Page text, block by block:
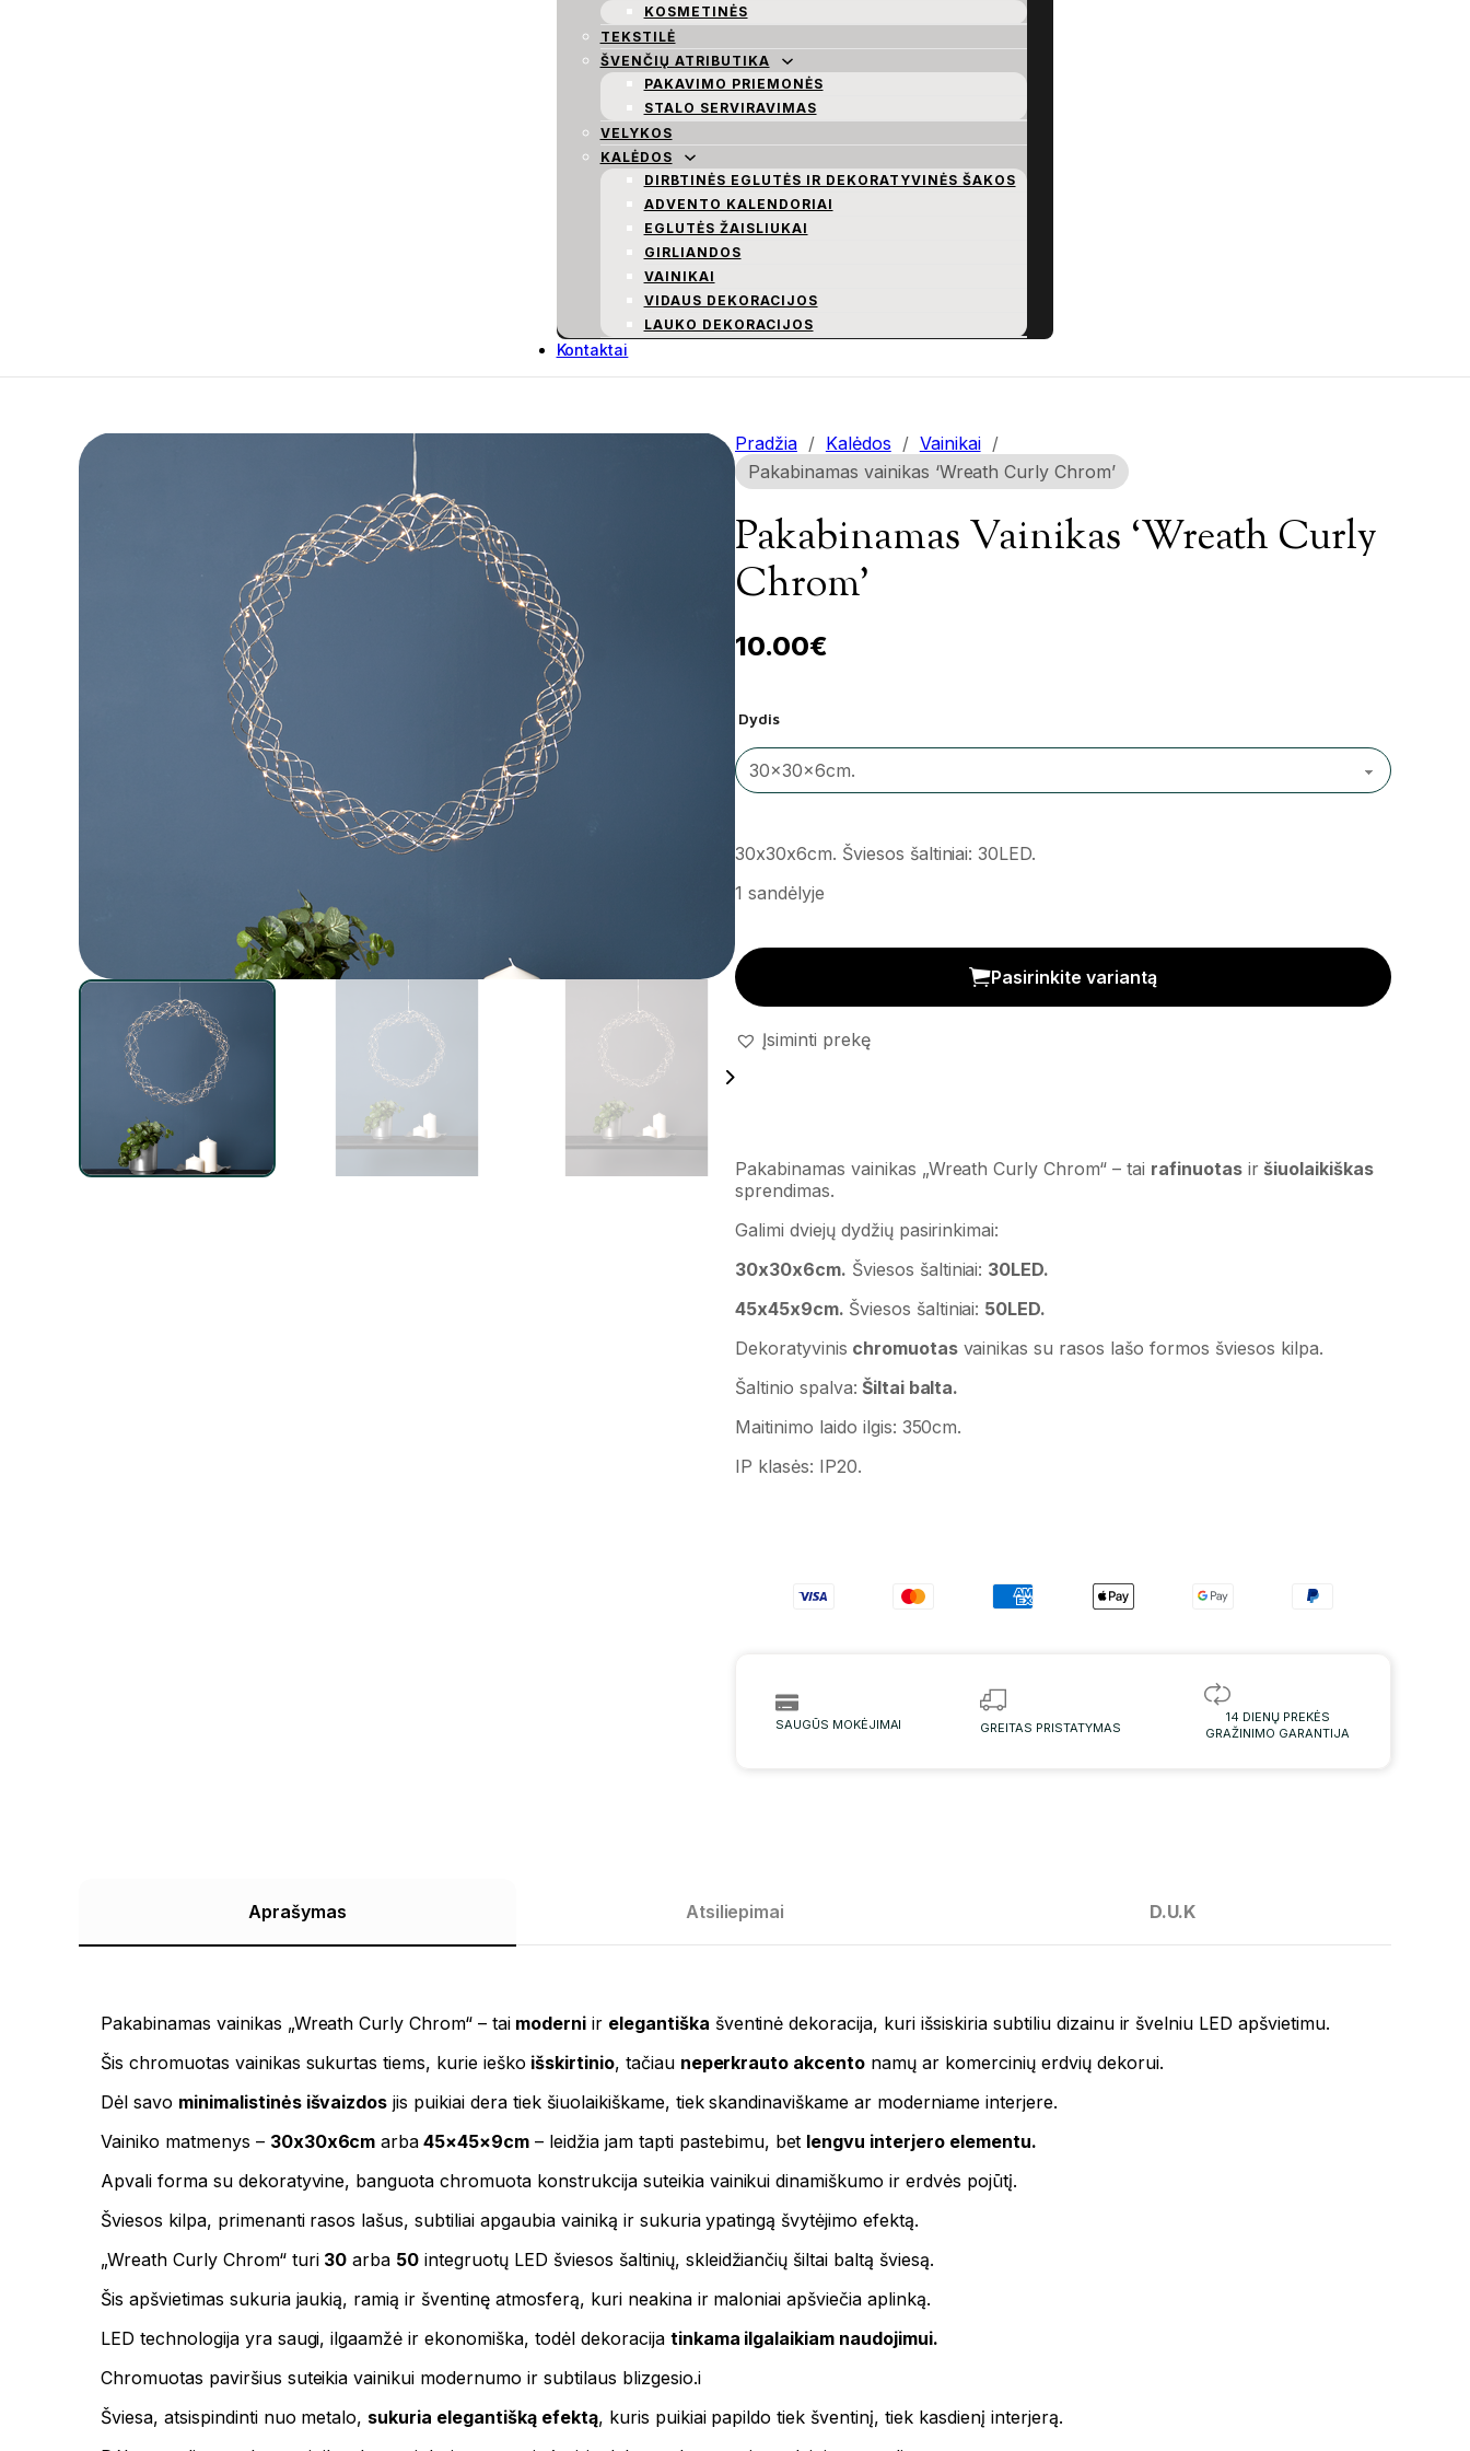
KOSMETINĖS
TEKSTILĖ
ŠVENČIŲ ATRIBUTIKA
PAKAVIMO PRIEMONĖS
STALO SERVIRAVIMAS
VELYKOS
KALĖDOS
DIRBTINĖS EGLUTĖS IR DEKORATYVINĖS ŠAKOS
ADVENTO KALENDORIAI
EGLUTĖS ŽAISLIUKAI
GIRLIANDOS
VAINIKAI
VIDAUS DEKORACIJOS
LAUKO DEKORACIJOS
Kontaktai
Pradžia / Kalėdos / Vainikai /
Pakabinamas vainikas ‘Wreath Curly Chrom’
Pakabinamas Vainikas ‘Wreath Curly
Chrom’
10.00€
Dydis
30x30x6cm. Šviesos šaltiniai: 30LED.
1 sandėlyje
Pakabinamas vainikas 'Wreath Curly Chrom' kiekis
Pasirinkite variantą
Įsiminti prekę
Pakabinamas vainikas „Wreath Curly Chrom“ – tai rafinuotasiršiuolaikiškas
sprendimas.
Galimi dviejų dydžių pasirinkimai:
30x30x6cm. Šviesos šaltiniai: 30LED.
45x45x9cm. Šviesos šaltiniai: 50LED.
Dekoratyvinis chromuotasvainikas su rasos lašo formos šviesos kilpa.
Šaltinio spalva: Šiltai balta.
Maitinimo laido ilgis: 350cm.
IP klasės: IP20.
SAUGŪS MOKĖJIMAI GREITAS PRISTATYMAS
14 DIENŲ PREKĖS
GRAŽINIMO GARANTIJA
Aprašymas Atsiliepimai D.U.K
Pakabinamas vainikas „Wreath Curly Chrom“ – tai moderniir elegantiška šventinė dekoracija, kuri išsiskiria subtiliu dizainu ir švelniu LED apšvietimu.
Šis chromuotas vainikas sukurtas tiems, kurie ieško išskirtinio, tačiau neperkrauto akcento namų ar komercinių erdvių dekorui.
Dėl savo minimalistinės išvaizdos jis puikiai dera tiek šiuolaikiškame, tiek skandinaviškame ar moderniame interjere.
Vainiko matmenys – 30x30x6cm arba 45×45×9cm – leidžia jam tapti pastebimu, bet lengvu interjero elementu.
Apvali forma su dekoratyvine, banguota chromuota konstrukcija suteikia vainikui dinamiškumo ir erdvės pojūtį.
Šviesos kilpa, primenanti rasos lašus, subtiliai apgaubia vainiką ir sukuria ypatingą švytėjimo efektą.
„Wreath Curly Chrom“ turi 30 arba 50 integruotų LED šviesos šaltinių, skleidžiančių šiltai baltą šviesą.
Šis apšvietimas sukuria jaukią, ramią ir šventinę atmosferą, kuri neakina ir maloniai apšviečia aplinką.
LED technologija yra saugi, ilgaamžė ir ekonomiška, todėl dekoracija tinkama ilgalaikiam naudojimui.
Chromuotas paviršius suteikia vainikui modernumo ir subtilaus blizgesio.i
Šviesa, atsispindinti nuo metalo, sukuria elegantišką efektą, kuris puikiai papildo tiek šventinį, tiek kasdienį interjerą.